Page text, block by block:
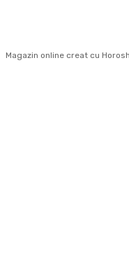
Magazin online creat cu